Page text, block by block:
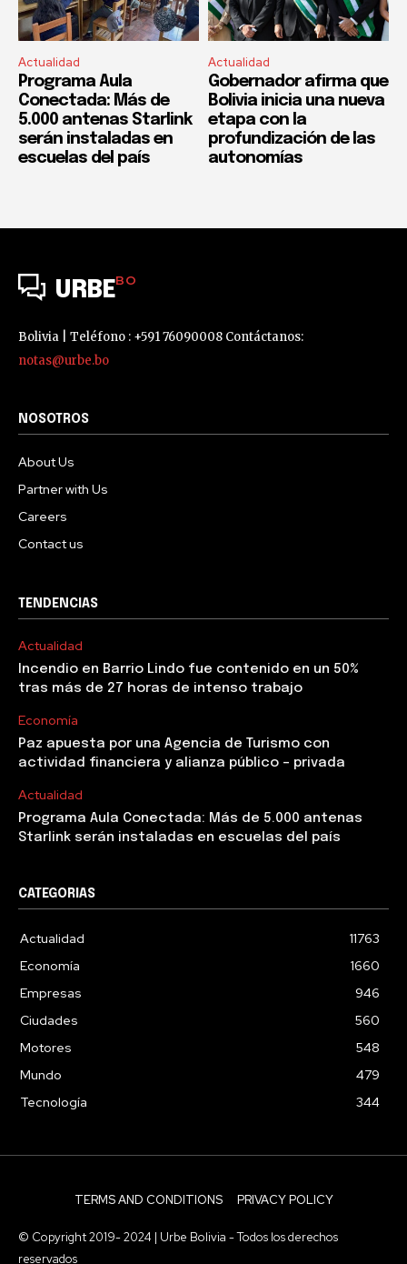
Actualidad
Programa Aula
Conectada: Más de
5.000 antenas Starlink
serán instaladas en
escuelas del país
Actualidad
Gobernador afirma que
Bolivia inicia una nueva
etapa con la
profundización de las
autonomías
URBEBO
Bolivia | Teléfono : +591 76090008 Contáctanos:
notas@urbe.bo
NOSOTROS
About Us
Partner with Us
Careers
Contact us
TENDENCIAS
Actualidad
Incendio en Barrio Lindo fue contenido en un 50%
tras más de 27 horas de intenso trabajo
Economía
Paz apuesta por una Agencia de Turismo con
actividad financiera y alianza público – privada
Actualidad
Programa Aula Conectada: Más de 5.000 antenas
Starlink serán instaladas en escuelas del país
CATEGORIAS
Actualidad
11763
Economía
1660
Empresas
946
Ciudades
560
Motores
548
Mundo
479
Tecnología
344
TERMS AND CONDITIONS PRIVACY POLICY
© Copyright 2019- 2024 | Urbe Bolivia - Todos los derechos
reservados